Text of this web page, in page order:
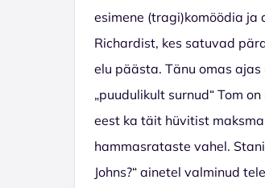
esimene (tragi)komöödia ja
Richardist, kes satuvad
elu päästa. Tänu omas
„puudulikult surnud“ Tom
eest ka täit hüvitist
hammasrataste vahel.
Johns?“ ainetel valminud